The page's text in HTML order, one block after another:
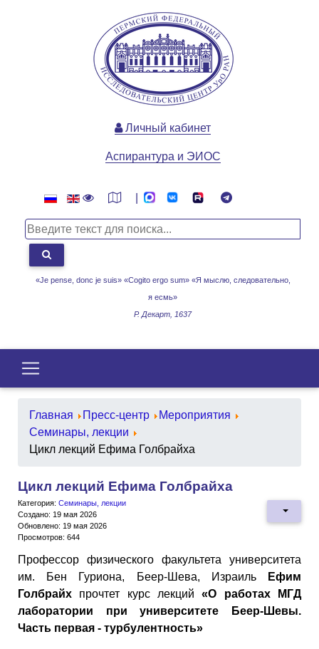
«Je pense, donc je suis» «Cogito ergo sum» «Я мыслю, следовательно,
я есмь»
Р. Декарт, 1637
Личный кабинет
Аспирантура и ЭИОС
Главная Пресс-центр
Мероприятия
Семинары, лекции
Цикл лекций Ефима Голбрайха
Цикл лекций Ефима Голбрайха
Категория: Семинары, лекции
Создано: 19 мая 2026
Обновлено: 19 мая 2026
Просмотров: 644
Профессор физического факультета университета
им. Бен Гуриона, Беер-Шева, Израиль
Ефим
Голбрайх прочтет курс лекций«О работах МГД
лаборатории при университете Беер-Шевы.
Часть первая - турбулентность»